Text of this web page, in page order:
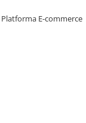
Platforma E-commerce